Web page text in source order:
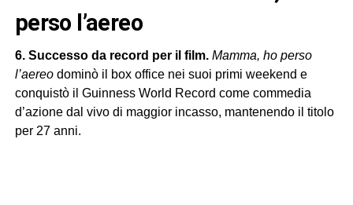
perso l’aereo
6. Successo da record per il film. Mamma, ho perso
l’aereodominò il box office nei suoi primi weekend e
conquistò il Guinness World Record come commedia
d’azione dal vivo di maggior incasso, mantenendo il titolo
per 27 anni.